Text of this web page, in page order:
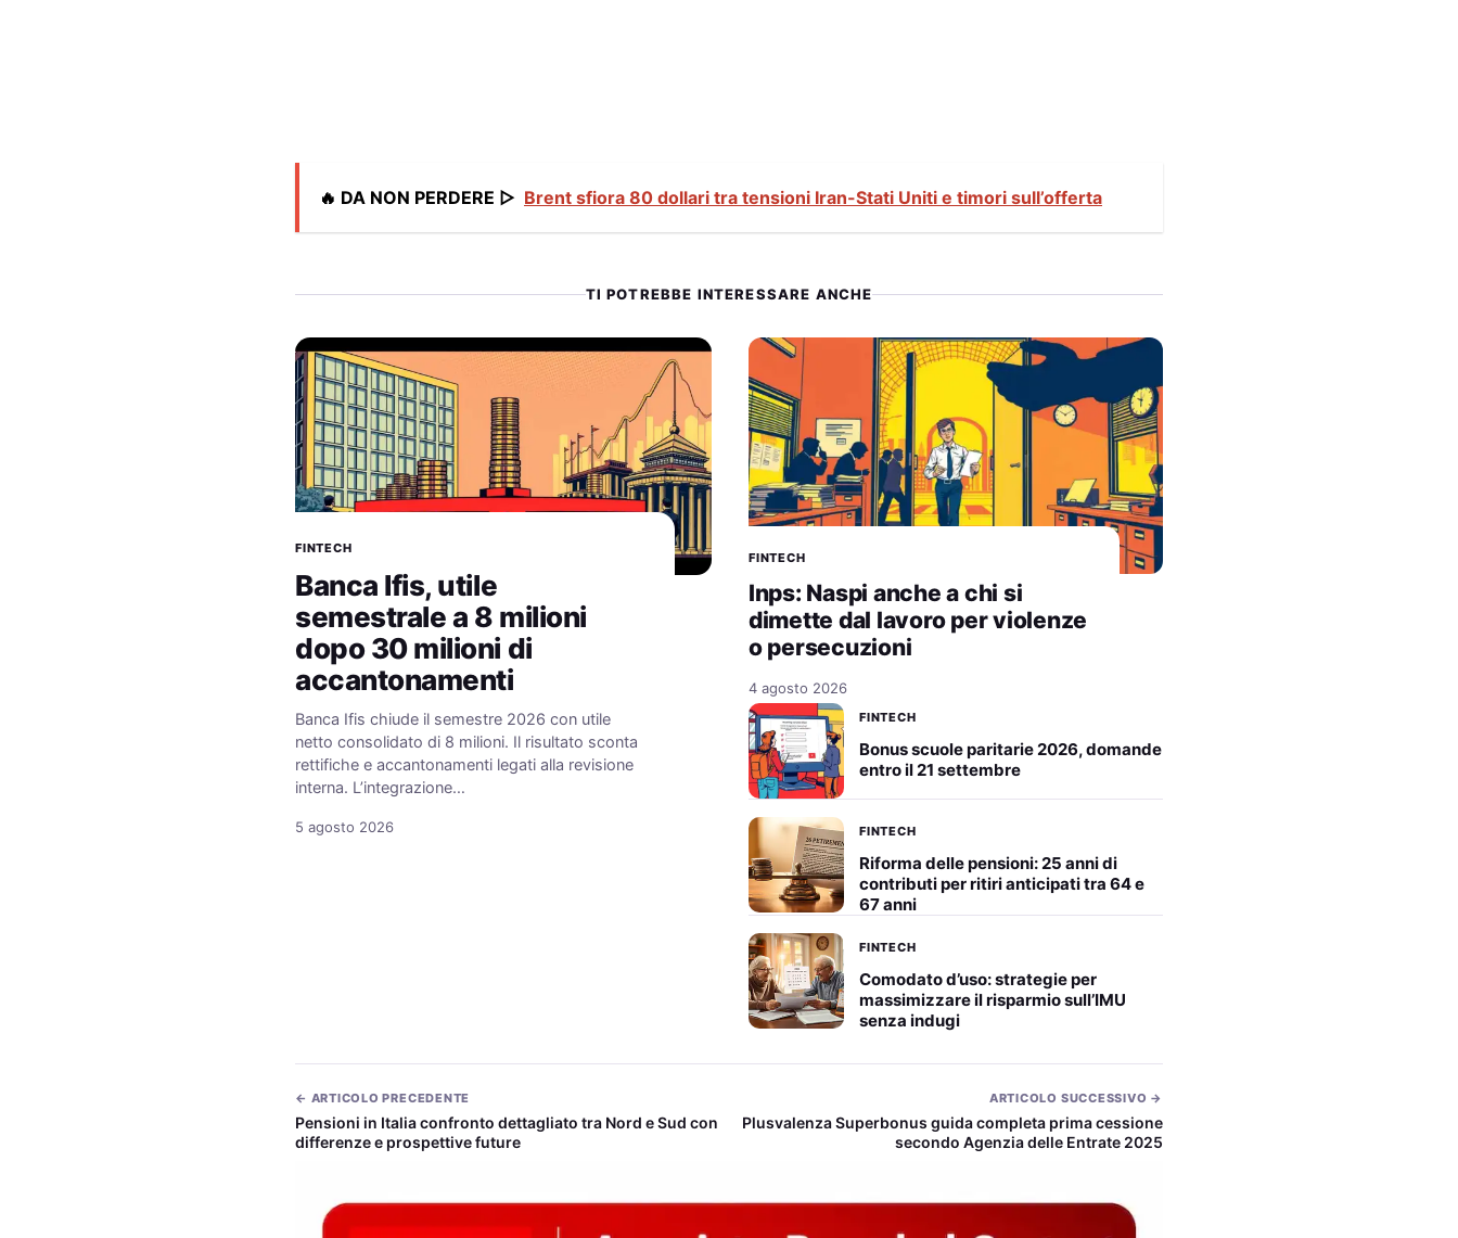
🔥 DA NON PERDERE ▷ Brent sfiora 80 dollari tra tensioni Iran-Stati Uniti e timori sull’offerta
TI POTREBBE INTERESSARE ANCHE
FINTECH
Banca Ifis, utile
semestrale a 8 milioni
dopo 30 milioni di
accantonamenti
Banca Ifis chiude il semestre 2026 con utile
netto consolidato di 8 milioni. Il risultato sconta
rettifiche e accantonamenti legati alla revisione
interna. L’integrazione…
5 agosto 2026
FINTECH
Inps: Naspi anche a chi si
dimette dal lavoro per violenze
o persecuzioni
4 agosto 2026
FINTECH
Bonus scuole paritarie 2026, domande
entro il 21 settembre
FINTECH
Riforma delle pensioni: 25 anni di
contributi per ritiri anticipati tra 64 e
67 anni
FINTECH
Comodato d’uso: strategie per
massimizzare il risparmio sull’IMU
senza indugi
← ARTICOLO PRECEDENTE
Pensioni in Italia confronto dettagliato tra Nord e Sud con
differenze e prospettive future
ARTICOLO SUCCESSIVO →
Plusvalenza Superbonus guida completa prima cessione
secondo Agenzia delle Entrate 2025